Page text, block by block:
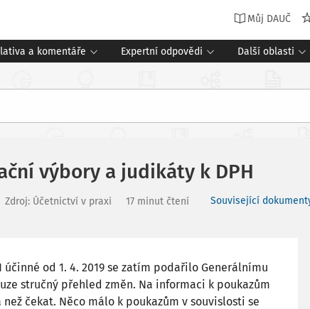
Můj DAUČ
a komentáře Expertní odpovědi Další oblasti
výbory a judikáty k DPH
Zdroj: Účetnictví v praxi 17 minut čtení Související
od 1. 4. 2019 se zatím podařilo Generálnímu
stručný přehled změn. Na informaci k poukazům
čekat. Něco málo k poukazům v souvislosti se